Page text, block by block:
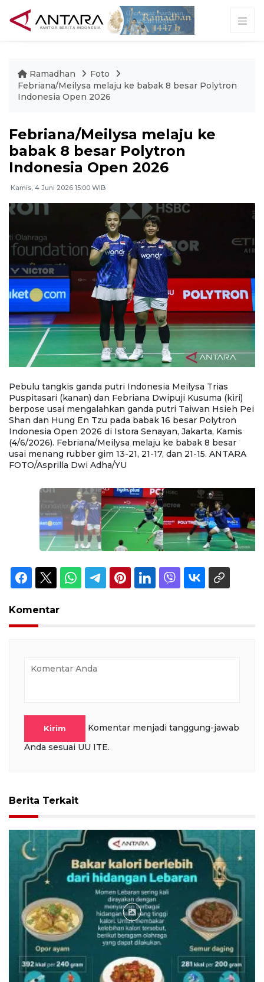
Ramadhan
Foto
Febriana/Meilysa melaju ke babak 8 besar Polytron
Indonesia Open 2026
Febriana/Meilysa melaju ke
babak 8 besar Polytron
Indonesia Open 2026
Kamis, 4 Juni 2026 15:00 WIB
Pebulu tangkis ganda putri Indonesia Meilysa Trias
Puspitasari (kanan) dan Febriana Dwipuji Kusuma (kiri)
berpose usai mengalahkan ganda putri Taiwan Hsieh Pei
Shan dan Hung En Tzu pada babak 16 besar Polytron
Indonesia Open 2026 di Istora Senayan, Jakarta, Kamis
(4/6/2026). Febriana/Meilysa melaju ke babak 8 besar
usai menang rubber gim 13-21, 21-17, dan 21-15. ANTARA
FOTO/Asprilla Dwi Adha/YU
Komentar
Kirim
Komentar menjadi tanggung-jawab
Anda sesuai UU ITE.
Berita Terkait